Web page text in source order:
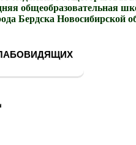
общеобразовательная
Бердска Новосибирской